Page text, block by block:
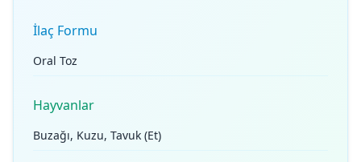
İlaç Formu
Oral Toz
Hayvanlar
Buzağı, Kuzu, Tavuk (Et)